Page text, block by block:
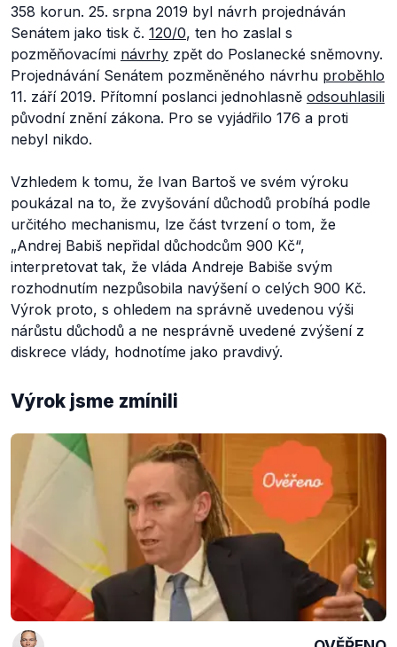
358 korun. 25. srpna 2019 byl návrh projednáván
Senátem jako tisk č. 120/0, ten ho zaslal s
pozměňovacími návrhy zpět do Poslanecké sněmovny.
Projednávání Senátem pozměněného návrhu proběhlo
11. září 2019. Přítomní poslanci jednohlasně odsouhlasili
původní znění zákona. Pro se vyjádřilo 176 a proti
nebyl nikdo.
Vzhledem k tomu, že Ivan Bartoš ve svém výroku
poukázal na to, že zvyšování důchodů probíhá podle
určitého mechanismu, lze část tvrzení o tom, že
„Andrej Babiš nepřidal důchodcům 900 Kč“,
interpretovat tak, že vláda Andreje Babiše svým
rozhodnutím nezpůsobila navýšení o celých 900 Kč.
Výrok proto, s ohledem na správně uvedenou výši
nárůstu důchodů a ne nesprávně uvedené zvýšení z
diskrece vlády, hodnotíme jako pravdivý.
Výrok jsme zmínili